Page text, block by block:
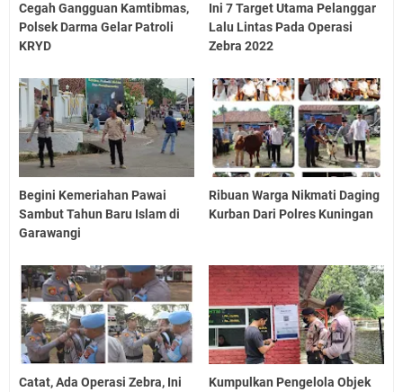
Cegah Gangguan Kamtibmas,
Polsek Darma Gelar Patroli
KRYD
Ini 7 Target Utama Pelanggar
Lalu Lintas Pada Operasi
Zebra 2022
Begini Kemeriahan Pawai
Sambut Tahun Baru Islam di
Garawangi
Ribuan Warga Nikmati Daging
Kurban Dari Polres Kuningan
Catat, Ada Operasi Zebra, Ini
Kumpulkan Pengelola Objek